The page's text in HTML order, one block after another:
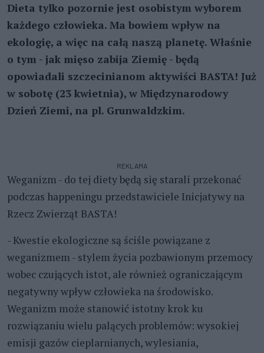
Dieta tylko pozornie jest osobistym wyborem
każdego człowieka. Ma bowiem wpływ na
ekologię, a więc na całą naszą planetę. Właśnie
o tym - jak mięso zabija Ziemię - będą
opowiadali szczecinianom aktywiści BASTA! Już
w sobotę (23 kwietnia), w Międzynarodowy
Dzień Ziemi, na pl. Grunwaldzkim.
REKLAMA
Weganizm - do tej diety będą się starali przekonać
podczas happeningu przedstawiciele Inicjatywy na
Rzecz Zwierząt BASTA!
- Kwestie ekologiczne są ściśle powiązane z
weganizmem - stylem życia pozbawionym przemocy
wobec czujących istot, ale również ograniczającym
negatywny wpływ człowieka na środowisko.
Weganizm może stanowić istotny krok ku
rozwiązaniu wielu palących problemów: wysokiej
emisji gazów cieplarnianych, wylesiania,